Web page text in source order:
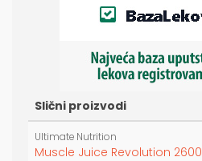
Slični proizvodi
Ultimate Nutrition
Muscle Juice Revolution 2600